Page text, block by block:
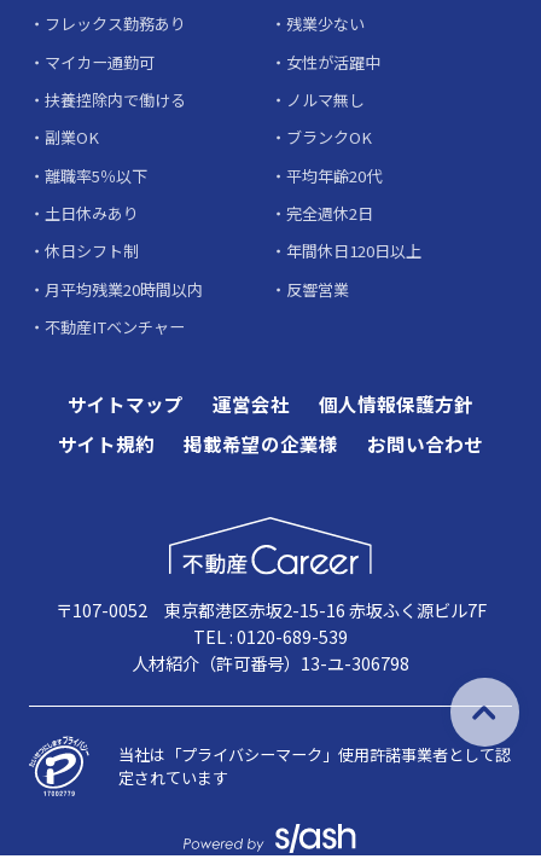
フレックス勤務あり
残業少ない
マイカー通勤可
女性が活躍中
扶養控除内で働ける
ノルマ無し
副業OK
ブランクOK
離職率5％以下
平均年齢20代
土日休みあり
完全週休2日
休日シフト制
年間休日120日以上
月平均残業20時間以内
反響営業
不動産ITベンチャー
サイトマップ 運営会社
個人情報保護方針
サイト規約
掲載希望の企業様 お問い合わせ
〒107-0052 東京都港区赤坂2-15-16 赤坂ふく源ビル7F
TEL : 0120-689-539
人材紹介（許可番号）13-ユ-306798
当社は「プライバシーマーク」使用許諾事業者として認
定されています